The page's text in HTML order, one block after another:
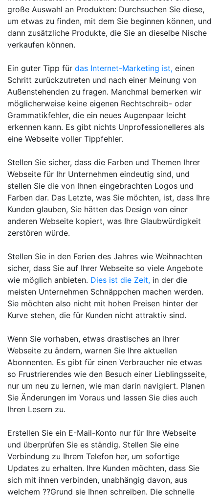
große Auswahl an Produkten: Durchsuchen Sie diese,
um etwas zu finden, mit dem Sie beginnen können, und
dann zusätzliche Produkte, die Sie an dieselbe Nische
verkaufen können.
Ein guter Tipp für das Internet-Marketing ist, einen
Schritt zurückzutreten und nach einer Meinung von
Außenstehenden zu fragen. Manchmal bemerken wir
möglicherweise keine eigenen Rechtschreib- oder
Grammatikfehler, die ein neues Augenpaar leicht
erkennen kann. Es gibt nichts Unprofessionelleres als
eine Webseite voller Tippfehler.
Stellen Sie sicher, dass die Farben und Themen Ihrer
Webseite für Ihr Unternehmen eindeutig sind, und
stellen Sie die von Ihnen eingebrachten Logos und
Farben dar. Das Letzte, was Sie möchten, ist, dass Ihre
Kunden glauben, Sie hätten das Design von einer
anderen Webseite kopiert, was Ihre Glaubwürdigkeit
zerstören würde.
Stellen Sie in den Ferien des Jahres wie Weihnachten
sicher, dass Sie auf Ihrer Webseite so viele Angebote
wie möglich anbieten. Dies ist die Zeit, in der die
meisten Unternehmen Schnäppchen machen werden.
Sie möchten also nicht mit hohen Preisen hinter der
Kurve stehen, die für Kunden nicht attraktiv sind.
Wenn Sie vorhaben, etwas drastisches an Ihrer
Webseite zu ändern, warnen Sie Ihre aktuellen
Abonnenten. Es gibt für einen Verbraucher nie etwas
so Frustrierendes wie den Besuch einer Lieblingsseite,
nur um neu zu lernen, wie man darin navigiert. Planen
Sie Änderungen im Voraus und lassen Sie dies auch
Ihren Lesern zu.
Erstellen Sie ein E-Mail-Konto nur für Ihre Webseite
und überprüfen Sie es ständig. Stellen Sie eine
Verbindung zu Ihrem Telefon her, um sofortige
Updates zu erhalten. Ihre Kunden möchten, dass Sie
sich mit ihnen verbinden, unabhängig davon, aus
welchem ??Grund sie Ihnen schreiben. Die schnelle